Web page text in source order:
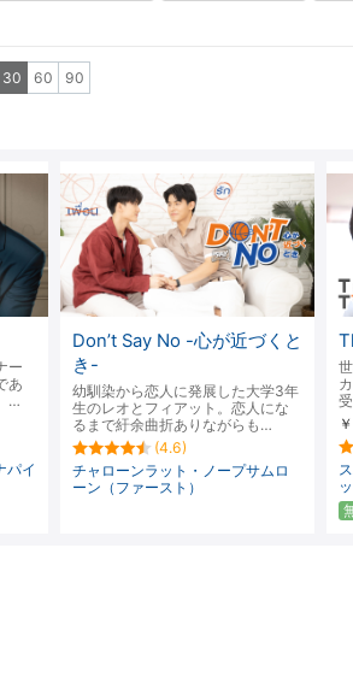
30 60 90
ー
あ
…
パイ
Don’t Say No -心が近づくと
き-
幼馴染から恋人に発展した大学3年
生のレオとフィアット。恋人にな
るまで紆余曲折ありながらも…
(4.6)
チャローンラット・ノープサムロ
ーン（ファースト）